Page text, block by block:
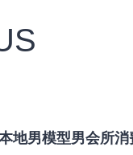
地男模型男会所